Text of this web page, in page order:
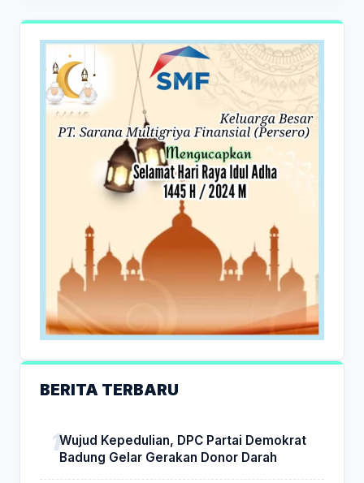
BERITA TERBARU
Wujud Kepedulian, DPC Partai Demokrat
Badung Gelar Gerakan Donor Darah